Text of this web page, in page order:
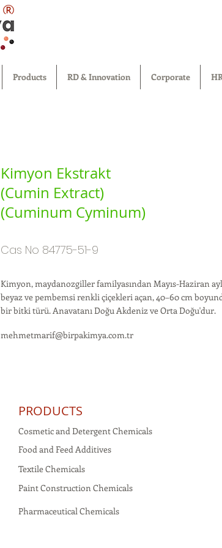
®
Products RD & Innovation Corporate
Kimyon Ekstrakt
(Cumin Extract)
(Cuminum Cyminum)
Cas No 84775-51-9
Kimyon, maydanozgiller familyasından Mayıs-Haziran
beyaz ve pembemsi renkli çiçekleri açan, 40–60 cm
bir bitki türü. Anavatanı Doğu Akdeniz ve Orta Doğu'dur.
mehmetmarif@birpakimya.com.tr
PRODUCTS
Cosmetic and Detergent Chemicals
Food and Feed Additives
Textile Chemicals
Paint Construction Chemicals
Pharmaceutical Chemicals